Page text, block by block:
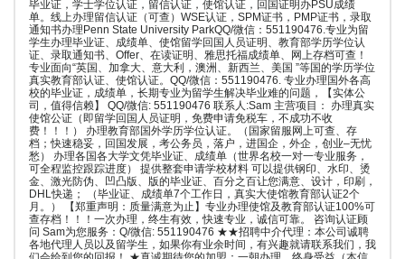
毕业证，学士学位认证，留信认证，使馆认证，回国证明办PSU成绩
单。线上办理留信认证（可查）WSE认证，SPM证书，PMP证书，录取
通知书办理Penn State University ParkQQ/微信：551190476.专业为留
学生办理毕业证、成绩单、使馆留学回国人员证明、教育部学历学位认
证、录取通知书、Offer、在读证明、雅思托福成绩单、网上存档可查！
专业面向“英国、加拿大、意大利，澳洲、新西兰、美国 ”等国的学历学位
真实教育部认证、使馆认证。QQ/微信：551190476. 专业办理国外各高
校的毕业证，成绩单，长期专业为留学生解决毕业难的问题，【实体公
司，值得信赖】 QQ/微信: 551190476 联系人:Sam 主营项目： 办理真实
使馆公证（即留学回国人员证明，免费申请免税车，不成功不收
费！！！） 办理教育部国外学历学位认证。（国家留服网上可查、存
档；快速稳妥，回国发展，考公务员，落户，进国企，外企，创业–无忧
愁） 办理各国各大学文凭毕业证、成绩单（世界名校一对一专业服务，
可全程监控跟踪进度） 提供整套申请学校材料 可以提供钢印、水印、烫
金、激光防伪、凹凸版、版的毕业证、百分之百让您满意、设计，印刷，
DHL快递； （毕业证、成绩单7个工作日，真实大使馆教育部认证2个
月。） 【郑重声明：质量满意为止】专业办理使馆及教育部认证100%可
查存档！！！一次办理，终生有效，快速专业，诚信可靠。 咨询认证顾
问 Sam为您服务：Q/微信: 551190476 ★★招聘中介代理：本公司诚聘
各地代理人员以及留学生，如果你有业余时间，有兴趣就请联系我们，我